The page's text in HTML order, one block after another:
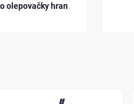
olepovačky hran